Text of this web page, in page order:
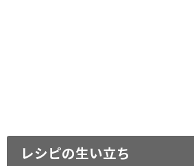
レシピの生い立ち